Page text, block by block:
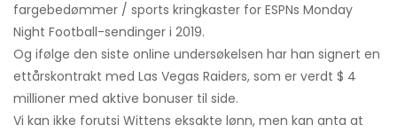
fargebedømmer / sports kringkaster for ESPNs Monday
Night Football-sendinger i 2019.
Og ifølge den siste online undersøkelsen har han signert en
ettårskontrakt med Las Vegas Raiders, som er verdt $ 4
millioner med aktive bonuser til side.
Vi kan ikke forutsi Wittens eksakte lønn, men kan anta at